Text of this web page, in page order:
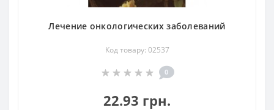
Лечение онкологических заболеваний
Код товару: 02537
0
22.93 грн.